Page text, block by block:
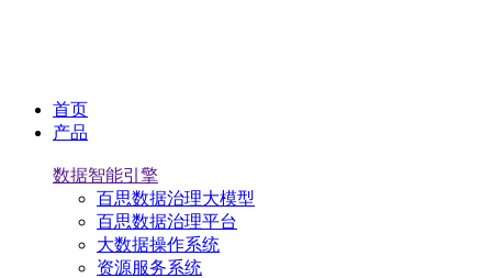
首页
产品
数据智能引擎
百思数据治理大模型
百思数据治理平台
大数据操作系统
资源服务系统